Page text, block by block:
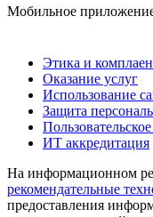
Мобильное
Этика и
Оказание услуг
Использование
Защита
ИТ аккредитация
На информационном
рекомендательные
предоставления